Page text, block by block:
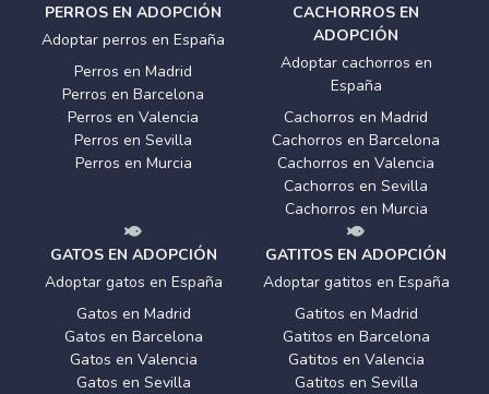
PERROS EN ADOPCIÓN
Adoptar perros en España
Perros en Madrid
Perros en Barcelona
Perros en Valencia
Perros en Sevilla
Perros en Murcia
CACHORROS EN
ADOPCIÓN
Adoptar cachorros en
España
Cachorros en Madrid
Cachorros en Barcelona
Cachorros en Valencia
Cachorros en Sevilla
Cachorros en Murcia
GATOS EN ADOPCIÓN
Adoptar gatos en España
Gatos en Madrid
Gatos en Barcelona
Gatos en Valencia
Gatos en Sevilla
GATITOS EN ADOPCIÓN
Adoptar gatitos en España
Gatitos en Madrid
Gatitos en Barcelona
Gatitos en Valencia
Gatitos en Sevilla